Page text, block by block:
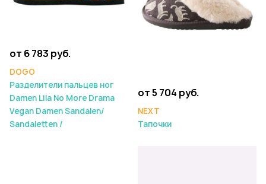
от 6 783 руб.
DOGO
Разделители пальцев ног
Damen Lila No More Drama
Vegan Damen Sandalen/
Sandaletten /
от 5 704 руб.
NEXT
Тапочки